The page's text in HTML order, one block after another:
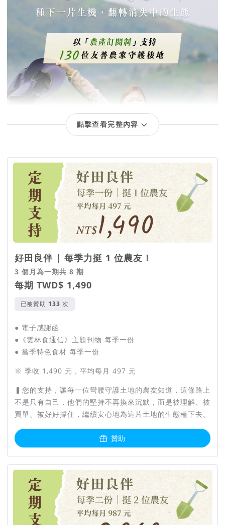
點擊查看完整內容
回饋項目
好田良伴 | 每季力挺 1 位農友！
3 個月為一期共 8 期
每期 TWD$ 1,490
已被贊助 次
● 電子感謝函
●《雲林食通信》主題刊物 每季一份
● 當季特色食材 每季一份
※ 季收 1,490 元，平均每月 497 元
▍您的支持，讓每一位彎腰守護土地的農友知道，這條路上
不是只有自己，他們的堅持不再換來沉默，而是被理解、被
買單、被好好撐住，繼續安心地為這片土地的生態種下去。
贊助